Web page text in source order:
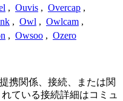
, Ouvis , Overcap ,
, Owl , Owlcam ,
, Owsoo , Ozero
携関係、接続、または関
ている接続詳細はコミュ